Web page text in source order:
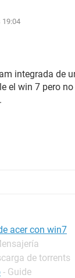
19:04
integrada de
el win 7 pero
acer con win7
de torrents
- Guide